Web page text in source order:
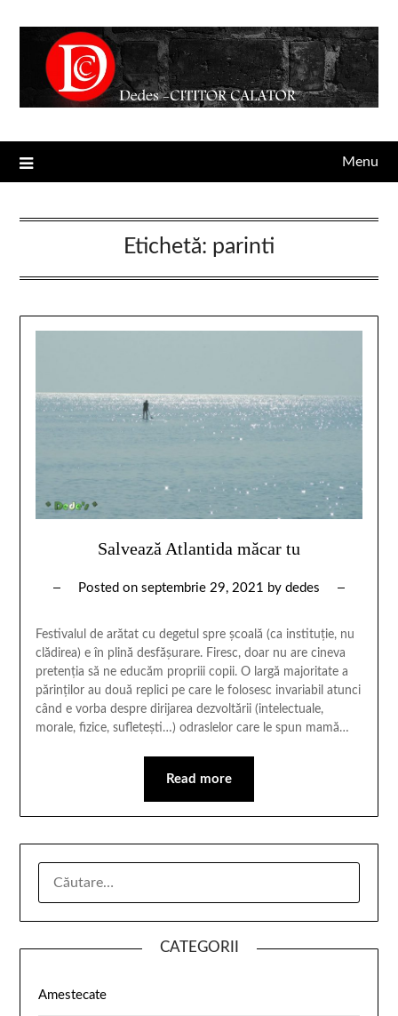
Menu
Etichetă: parinti
Salvează Atlantida măcar tu
Posted on septembrie 29, 2021 by dedes
Festivalul de arătat cu degetul spre școală (ca instituție, nu
clădirea) e în plină desfășurare. Firesc, doar nu are cineva
pretenția să ne educăm propriii copii. O largă majoritate a
părinților au două replici pe care le folosesc invariabil atunci
când e vorba despre dirijarea dezvoltării (intelectuale,
morale, fizice, sufletești…) odraslelor care le spun mamă…
Read more
CATEGORII
Amestecate